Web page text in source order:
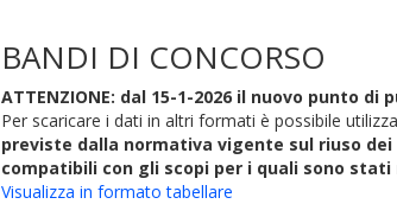
BANDI DI CONCORSO
ATTENZIONE: dal 15-1-2026 il nuovo punto
Per scaricare i dati in altri formati è possibile
previste dalla normativa vigente sul riuso
compatibili con gli scopi per i quali sono
Visualizza in formato tabellare